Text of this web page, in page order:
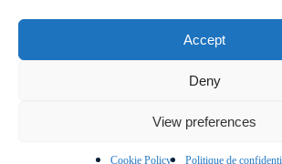
Accept
Deny
View preferences
Cookie Policy Politique de
Notre Famille
Politique de confidentialité
Cookie Policy (CA)